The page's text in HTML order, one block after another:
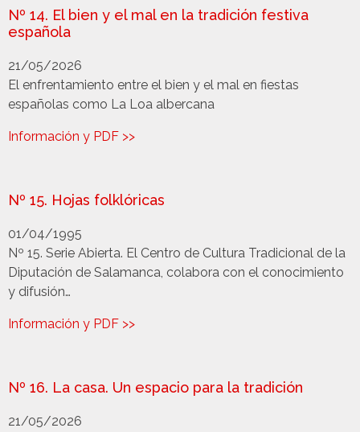
Nº 14. El bien y el mal en la tradición festiva
española
21/05/2026
El enfrentamiento entre el bien y el mal en fiestas
españolas como La Loa albercana
Información y PDF >>
Nº 15. Hojas folklóricas
01/04/1995
Nº 15. Serie Abierta. El Centro de Cultura Tradicional de la
Diputación de Salamanca, colabora con el conocimiento
y difusión…
Información y PDF >>
Nº 16. La casa. Un espacio para la tradición
21/05/2026